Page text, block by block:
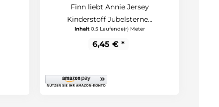
Finn liebt Annie Jersey
Kinderstoff Jubelsterne...
Inhalt 0.5 Laufende(r) Meter
6,45 € *